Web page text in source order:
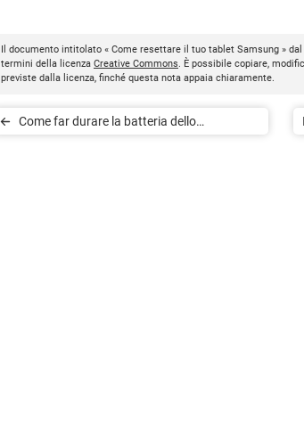
Il documento intitolato « Come resettare il tuo tablet Samsung »
termini della licenza Creative Commons. È possibile copiare,
previste dalla licenza, finché questa nota appaia chiaramente.
Come far durare la batteria dello